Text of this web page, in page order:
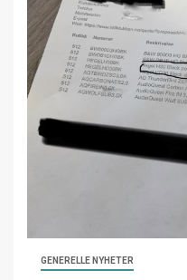
GENERELLE NYHETER